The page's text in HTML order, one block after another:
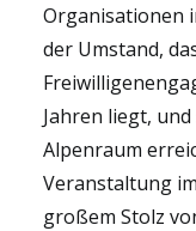
Organisationen
der Umstand,
Jahren liegt,
Alpenraum
Veranstaltung
großem Stolz